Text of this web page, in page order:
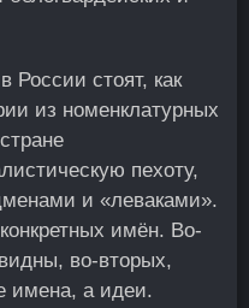
России стоят, как
из номенклатурных
пехоту,
и «леваками».
имён. Во-
во-вторых,
имена, а идеи.